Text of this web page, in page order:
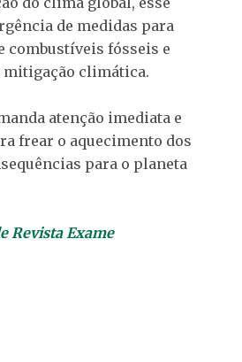
de medidas para
combustíveis fósseis e
mitigação climática.
atenção imediata e
frear o aquecimento dos
para o planeta
Revista Exame